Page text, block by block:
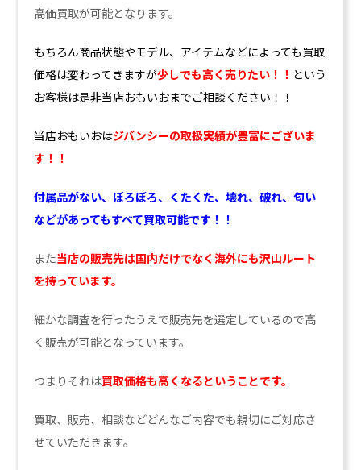
高価買取が可能となります。
もちろん商品状態やモデル、アイテムなどによっても買取
価格は変わってきますが少しでも高く売りたい！！ という
お客様は是非当店おもいおまでご相談ください！！
当店おもいおはジバンシーの取扱実績が豊富にございま
す！！
付属品がない、ぼろぼろ、くたくた、壊れ、破れ、匂い
などがあってもすべて買取可能です！！
また当店の販売先は国内だけでなく海外にも沢山ルート
を持っています。
細かな調査を行ったうえで販売先を選定しているので高
く販売が可能となっています。
つまりそれは買取価格も高くなるということです。
買取、販売、相談などどんなご内容でも親切にご対応さ
せていただきます。